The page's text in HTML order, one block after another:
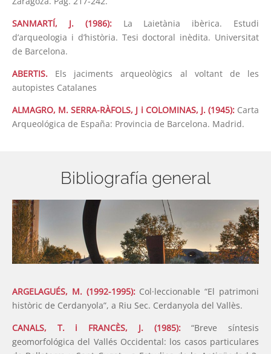
SANMARTÍ, J. (1986):La Laietània ibèrica. Estudi
d’arqueologia i d’història. Tesi doctoral inèdita. Universitat
de Barcelona.
ABERTIS. Els jaciments arqueològics al voltant de les
autopistes Catalanes
ALMAGRO, M. SERRA-RÀFOLS, J i COLOMINAS, J. (1945):Carta
Arqueológica de España: Provincia de Barcelona. Madrid.
Bibliografía general
ARGELAGUÉS, M. (1992-1995):Col·leccionable “El patrimoni
històric de Cerdanyola”, a Riu Sec. Cerdanyola del Vallès.
CANALS, T. i FRANCÈS, J. (1985):“Breve síntesis
geomorfológica del Vallés Occidental: los casos particulares